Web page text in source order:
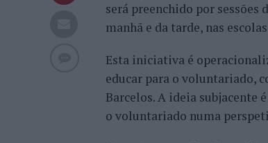
será preenchido por
manhã e da tarde, nas
Esta iniciativa é
educar para o voluntariado,
Barcelos. A ideia subjacente
o voluntariado numa